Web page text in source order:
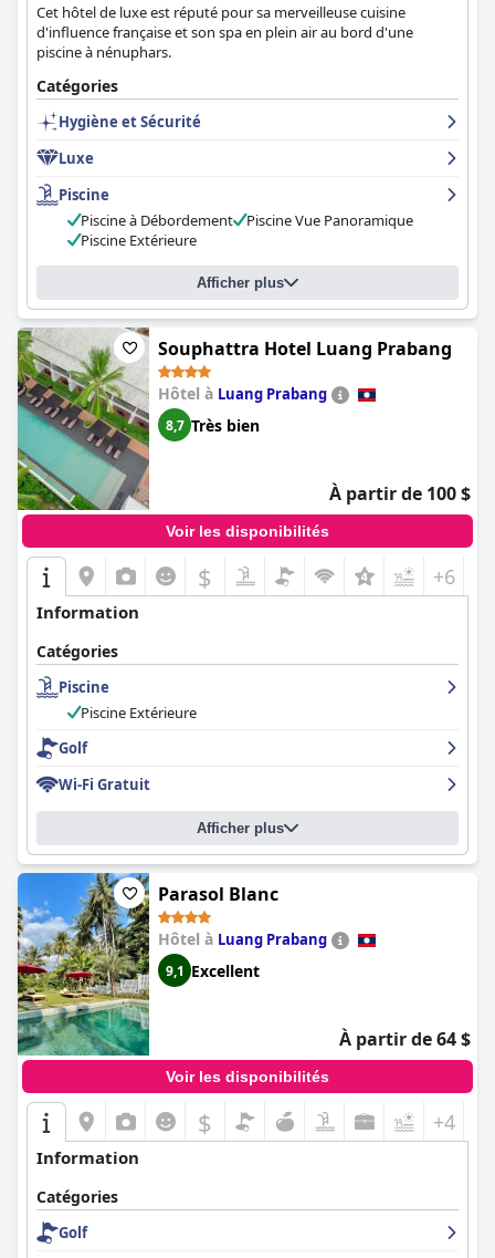
Cet hôtel de luxe est réputé pour sa merveilleuse cuisine
d'influence française et son spa en plein air au bord d'une
piscine à nénuphars.
Catégories
Hygiène et Sécurité
Luxe
Piscine
Piscine à Débordement
Piscine Vue Panoramique
Piscine Extérieure
Afficher plus
Souphattra Hotel Luang Prabang
Hôtel à Luang Prabang
8,7 Très bien
À partir de 100 $
Voir les disponibilités
$ +6
Information
Catégories
Piscine
Piscine Extérieure
Golf
Wi-Fi Gratuit
Afficher plus
Parasol Blanc
Hôtel à Luang Prabang
9,1 Excellent
À partir de 64 $
Voir les disponibilités
$ +4
Information
Catégories
Golf